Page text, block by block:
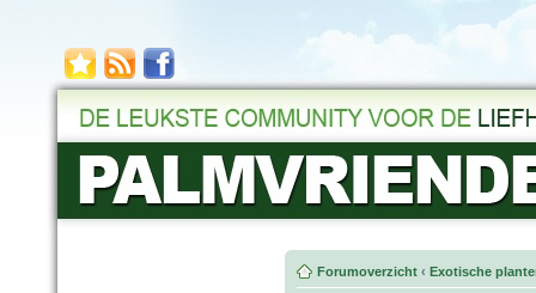
Forumoverzicht ‹ Exotische